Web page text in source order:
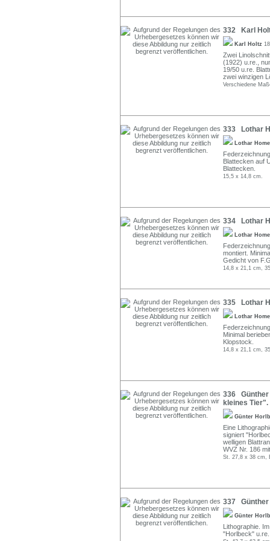
332 Karl
Karl Holtz
Zwei
(1922) u.re.,
19/50 u.re.
zwei winzigen
Verschiedene
333 Lothar
Lothar
Blattecken auf
Blattecken.
15,5 x 14,8 cm.
334 Lothar
Lothar
montiert.
Gedicht von
14,8 x 21,1 cm,
335 Lothar
Lothar
Minimal
Klopstock.
14,8 x 21,1 cm,
336 Günther
kleines
Günter
Eine
signiert
welligen
WVZ Nr. 186
St. 27,8 x 38 cm,
337 Günther
Günter
Lithographie.
"Horlbeck"